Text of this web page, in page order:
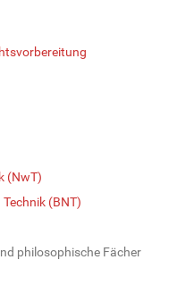
(NwT)
(BNT)
philosophische Fächer